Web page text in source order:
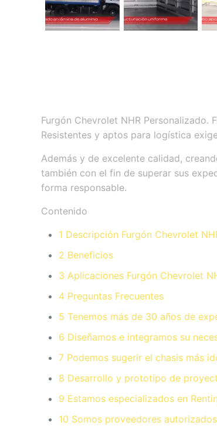
Furgón Chevrolet NHR
Resistentes y aptos para logística
Además y de excelente calidad,
también con el fin de superar sus
forma responsable.
Contenido
1 Descripción Furgón Chevrolet
2 Beneficios
3 Aplicaciones Furgón Chevrolet
4 Preguntas Frecuentes
5 Tenemos más de 30 años de
6 Diseñamos e integramos su
7 Podemos sugerir el chasis más
8 Desarrollo y prototipo de
9 Estamos especializados en
10 Somos proveedores